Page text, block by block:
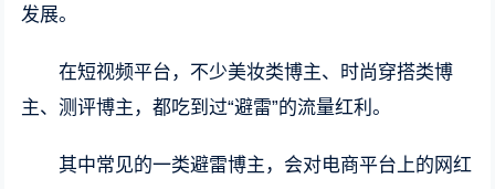
发展。
在短视频平台，不少美妆类博主、时尚穿搭类博
主、测评博主，都吃到过“避雷”的流量红利。
其中常见的一类避雷博主，会对电商平台上的网红